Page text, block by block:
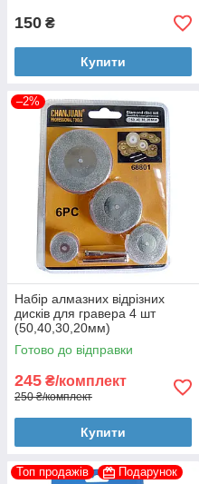
150 ₴
Купити
–2%
Набір алмазних відрізних
дисків для гравера 4 шт
(50,40,30,20мм)
Готово до відправки
245 ₴/комплект
250 ₴/комплект
Купити
Топ продажів Подарунок